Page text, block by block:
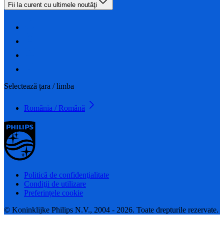
Fii la curent cu ultimele noutăţi
Selectează țara / limba
România / Română
Politică de confidenţialitate
Condiţii de utilizare
Preferințele cookie
© Koninklijke Philips N.V., 2004 - 2026. Toate drepturile rezervate.